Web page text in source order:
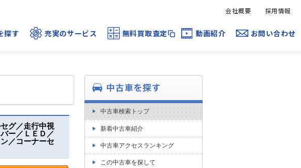
探す 充実のサービス 無料買取査定 動画紹介 お問い合わせ
会社概要 採用情報
グ／走行中視
ー／ＬＥＤ／
／コーナーセ
中古車検索トップ
新着中古車紹介
中古車アクセスランキング
この中古車を探して